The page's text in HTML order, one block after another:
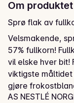
Om produktet
Sprø flak av
Velsmakende,
57% fullkorn!
vil elske hver bit!
viktigste
gjøre
enkelt å få god
AS NESTLÉ